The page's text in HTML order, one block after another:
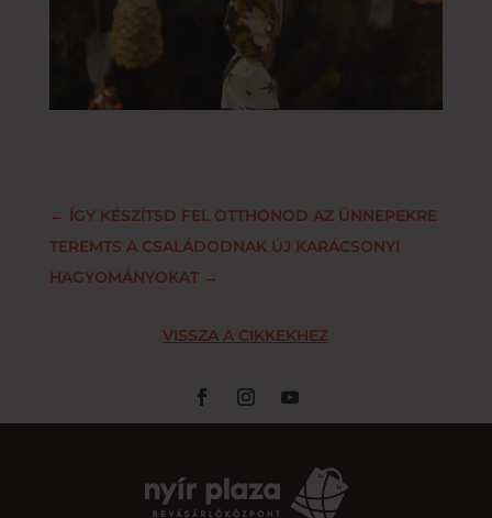
← ÍGY KÉSZÍTSD FEL OTTHONOD AZ ÜNNEPEKRE
TEREMTS A CSALÁDODNAK ÚJ KARÁCSONYI
HAGYOMÁNYOKAT→
VISSZA A CIKKEKHEZ